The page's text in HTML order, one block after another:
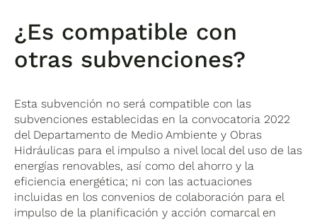
¿Es compatible con
otras subvenciones?
Esta subvención no será compatible con las
subvenciones establecidas en la convocatoria 2022
del Departamento de Medio Ambiente y Obras
Hidráulicas para el impulso a nivel local del uso de las
energías renovables, así como del ahorro y la
eficiencia energética; ni con las actuaciones
incluidas en los convenios de colaboración para el
impulso de la planificación y acción comarcal en